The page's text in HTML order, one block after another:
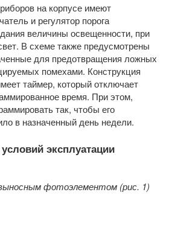
на корпусе имеют
и регулятор порога
величины освещенности, при
В схеме также предусмотрены
для предотвращения ложных
помехами. Конструкция
таймер, который отключает
время. При этом,
так, чтобы его
в назначенный день недели.
эксплуатации
фотоэлементом (рис. 1)